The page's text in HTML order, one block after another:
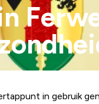
in gebruik